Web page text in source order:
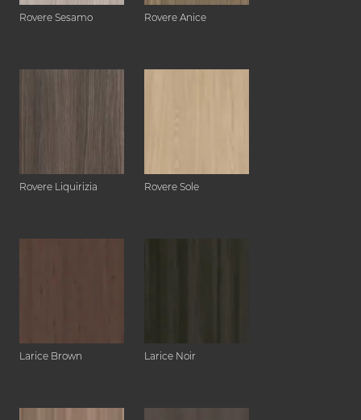
Rovere Sesamo Rovere Anice
Rovere Liquirizia Rovere Sole
Larice Brown Larice Noir